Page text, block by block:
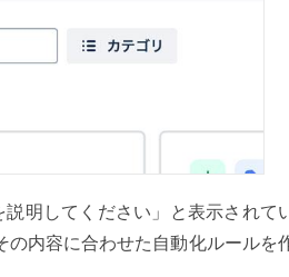
明してください」と表示されて
の内容に合わせた自動化ルールを